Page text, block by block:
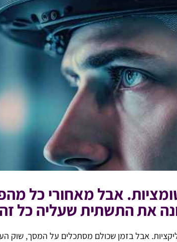
את התשתית שעליה כל
אבל בזמן שכולם מסתכלים על המסך, שוק